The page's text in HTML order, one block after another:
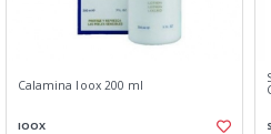
Calamina Ioox 200 ml
IOOX